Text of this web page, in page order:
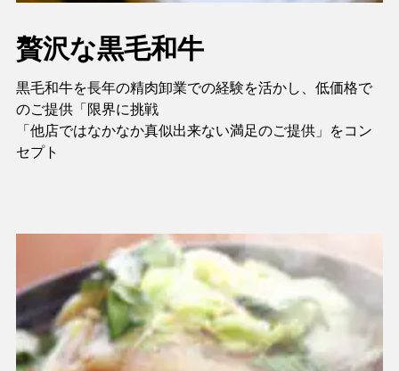
贅沢な黒毛和牛
黒毛和牛を長年の精肉卸業での経験を活かし、低価格で
のご提供「限界に挑戦
「他店ではなかなか真似出来ない満足のご提供」をコン
セプト